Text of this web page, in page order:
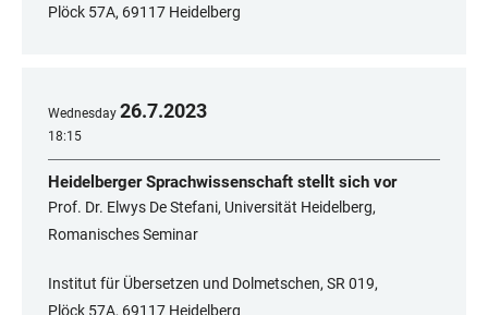
Plöck 57A, 69117 Heidelberg
Wednesday 26.7.2023
18:15
Heidelberger Sprachwissenschaft stellt sich vor
Prof. Dr. Elwys De Stefani, Universität Heidelberg,
Romanisches Seminar
Institut für Übersetzen und Dolmetschen, SR 019,
Plöck 57A, 69117 Heidelberg